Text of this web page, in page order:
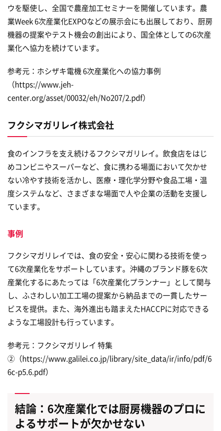
ウを駆使し、全国で農産加工セミナーを開催しています。農
業Week 6次産業化EXPOなどの展示会にも出展しており、厨房
機器の提案やテスト機会の創出により、国全体としての6次産
業化へ協力を続けています。
参考元：ホシザキ電機 6次産業化への協力事例
（https://www.jeh-
center.org/asset/00032/eh/No207/2.pdf）
フクシマガリレイ株式会社
食のインフラを支え続けるフクシマガリレイ。飲食店をはじ
めコンビニやスーパーなど、食に携わる場面において欠かせ
ない冷やす技術を活かし、医療・理化学分野や食品工場・温
度システムなど、さまざまな場面で人や企業の活動を支援し
ています。
事例
フクシマガリレイでは、食の安全・安心に関わる技術を使っ
て6次産業化をサポートしています。沖縄のブランド豚を6次
産業化するにあたっては「6次産業化プランナー」として関与
し、ふさわしい加工工場の提案から納品までの一貫したサー
ビスを提供。また、海外進出も踏まえたHACCPに対応できる
ような工場設計も行っています。
参考元：フクシマガリレイ 特集
②（https://www.galilei.co.jp/library/site_data/ir/info/pdf/6
6c-p5.6.pdf）
結論：6次産業化では厨房機器のプロに
よるサポートが欠かせない